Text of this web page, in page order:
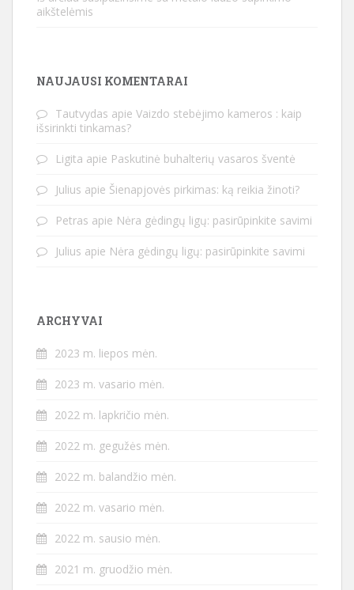
aikštelėmis
NAUJAUSI KOMENTARAI
Tautvydas apie Vaizdo stebėjimo kameros : kaip
išsirinkti tinkamas?
Ligita apie Paskutinė buhalterių vasaros šventė
Julius apie Šienapjovės pirkimas: ką reikia žinoti?
Petras apie Nėra gėdingų ligų: pasirūpinkite savimi
Julius apie Nėra gėdingų ligų: pasirūpinkite savimi
ARCHYVAI
2023 m. liepos mėn.
2023 m. vasario mėn.
2022 m. lapkričio mėn.
2022 m. gegužės mėn.
2022 m. balandžio mėn.
2022 m. vasario mėn.
2022 m. sausio mėn.
2021 m. gruodžio mėn.